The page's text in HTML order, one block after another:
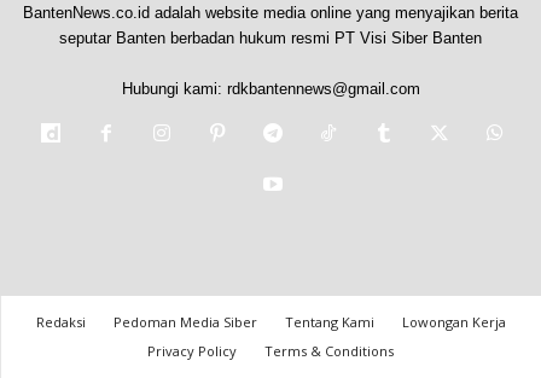
BantenNews.co.id adalah website media online yang menyajikan berita
seputar Banten berbadan hukum resmi PT Visi Siber Banten
Hubungi kami: rdkbantennews@gmail.com
Redaksi Pedoman Media Siber Tentang Kami
Lowongan Kerja
Privacy Policy
Terms & Conditions